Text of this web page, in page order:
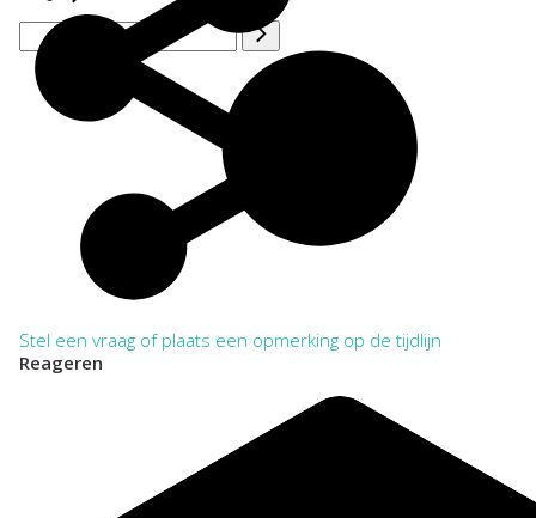
Stel een vraag of plaats een opmerking op de tijdlijn
Reageren